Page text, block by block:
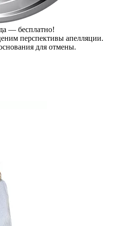
— бесплатно!
перспективы апелляции.
для отмены.